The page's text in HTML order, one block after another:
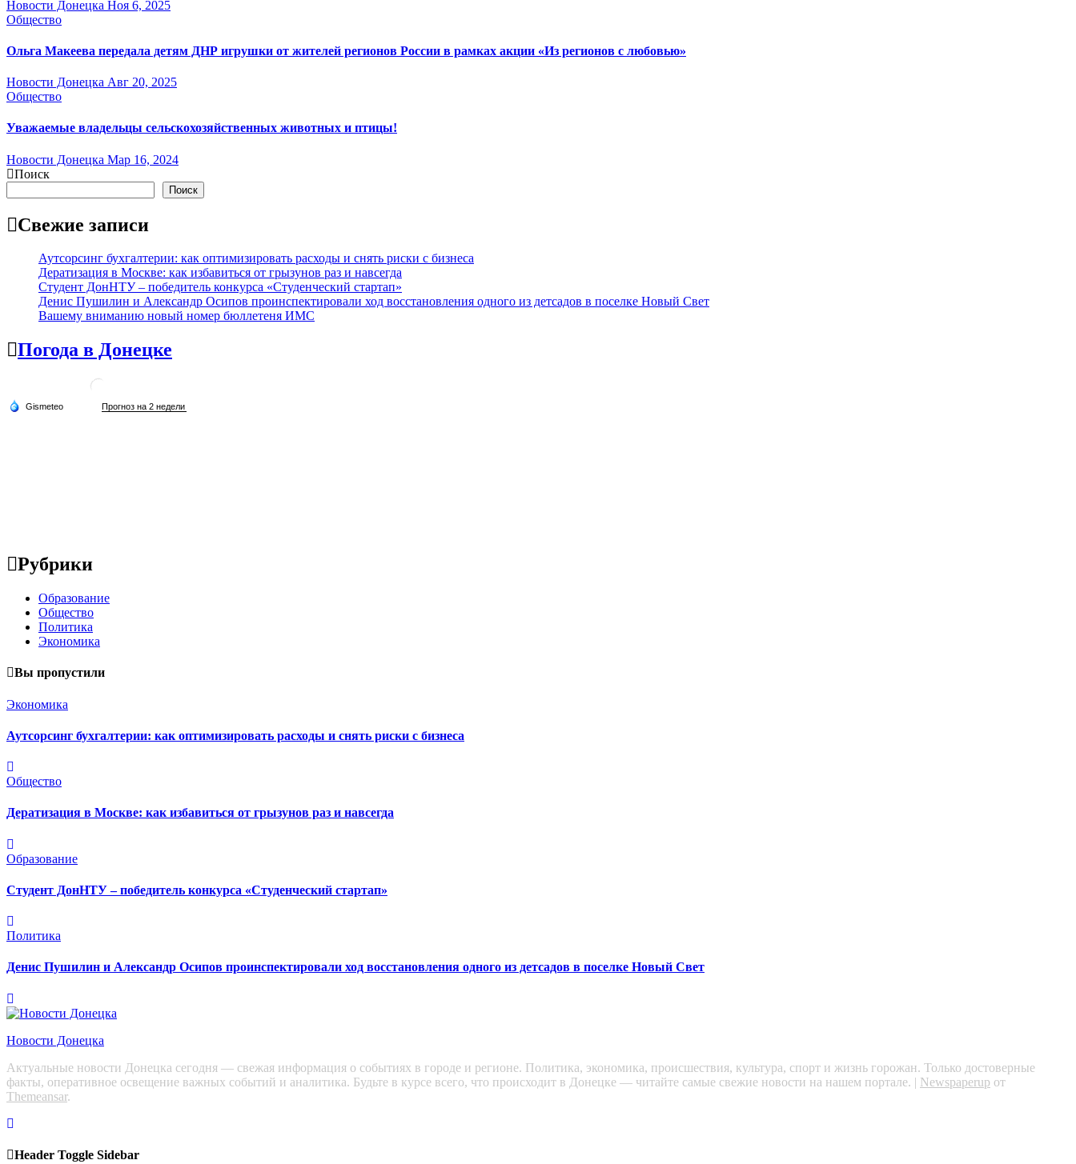
Новости Донецка Ноя 6, 2025
Общество
Ольга Макеева передала детям ДНР игрушки от жителей регионов России в рамках акции «Из регионов с любовью»
Новости Донецка Авг 20, 2025
Общество
Уважаемые владельцы сельскохозяйственных животных и птицы!
Новости Донецка Мар 16, 2024
Поиск
Поиск
Свежие записи
Аутсорсинг бухгалтерии: как оптимизировать расходы и снять риски с бизнеса
Дератизация в Москве: как избавиться от грызунов раз и навсегда
Студент ДонНТУ – победитель конкурса «Студенческий стартап»
Денис Пушилин и Александр Осипов проинспектировали ход восстановления одного из детсадов в поселке Новый Свет
Вашему вниманию новый номер бюллетеня ИМС
Погода в Донецке
Рубрики
Образование
Общество
Политика
Экономика
Вы пропустили
Экономика
Аутсорсинг бухгалтерии: как оптимизировать расходы и снять риски с бизнеса
Общество
Дератизация в Москве: как избавиться от грызунов раз и навсегда
Образование
Студент ДонНТУ – победитель конкурса «Студенческий стартап»
Политика
Денис Пушилин и Александр Осипов проинспектировали ход восстановления одного из детсадов в поселке Новый Свет
Новости Донецка
Актуальные новости Донецка сегодня — свежая информация о событиях в городе и регионе. Политика, экономика, происшествия, культура, спорт и жизнь горожан. Только достоверные
факты, оперативное освещение важных событий и аналитика. Будьте в курсе всего, что происходит в Донецке — читайте самые свежие новости на нашем портале. | Newspaperup от
Themeansar.
Header Toggle Sidebar